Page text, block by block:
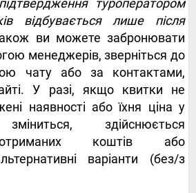
туроператором
відбувається лише після
ви можете забронювати
менеджерів, зверніться до
чату або за контактами,
У разі, якщо квитки не
наявності або їхня ціна у
здійснюється
коштів або
варіанти (без/з